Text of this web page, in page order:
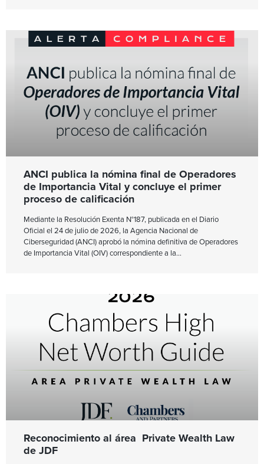
ANCI publica la nómina final de Operadores
de Importancia Vital y concluye el primer
proceso de calificación
Mediante la Resolución Exenta N°187, publicada en el Diario
Oficial el 24 de julio de 2026, la Agencia Nacional de
Ciberseguridad (ANCI) aprobó la nómina definitiva de Operadores
de Importancia Vital (OIV) correspondiente a la
Reconocimiento al área Private Wealth Law
de JDF